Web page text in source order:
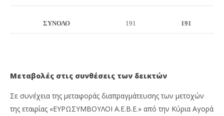
ΣΥΝΟΛΟ 191 191
Μεταβολές στις συνθέσεις των δεικτών
Σε συνέχεια της μεταφοράς διαπραγμάτευσης των μετοχών
της εταιρίας «ΕΥΡΩΣΥΜΒΟΥΛΟΙ Α.Ε.Β.Ε.» από την Κύρια Αγορά